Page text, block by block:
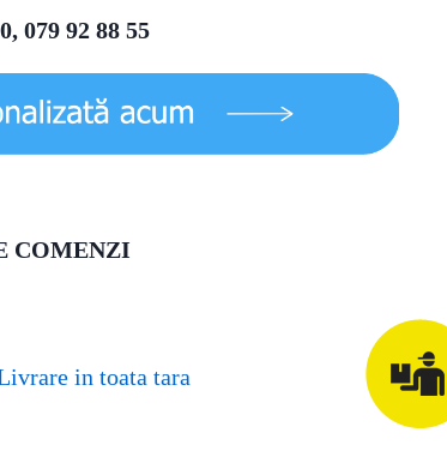
079 92 88 55
COMENZI
in toata tara